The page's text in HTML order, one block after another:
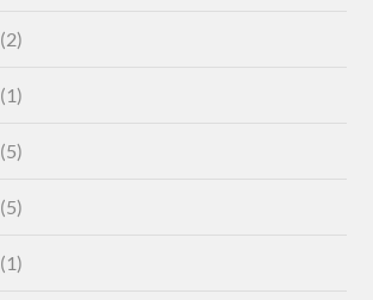
(2)
(1)
(5)
(5)
(1)